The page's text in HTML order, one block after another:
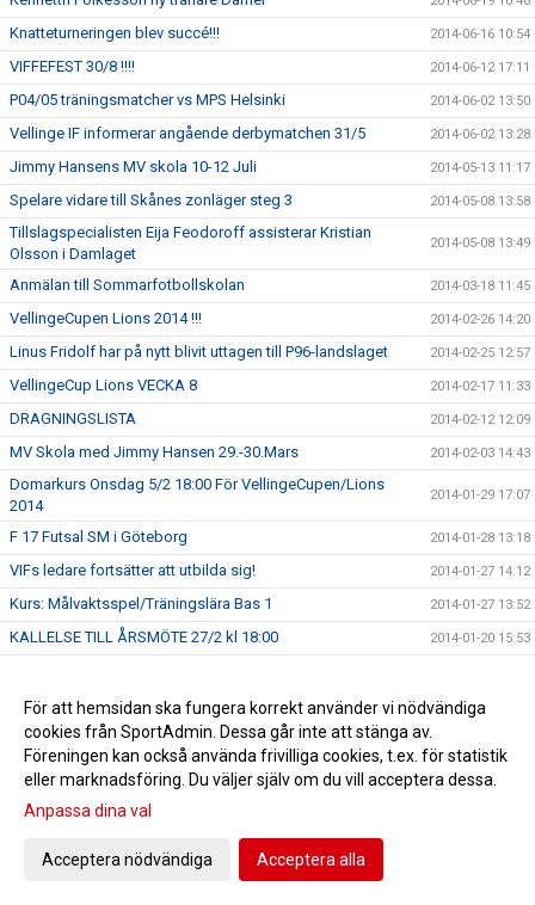
Knatteturneringen blev succé!!! 2014-06-16 10:54
VIFFEFEST 30/8 !!!! 2014-06-12 17:11
P04/05 träningsmatcher vs MPS Helsinki 2014-06-02 13:50
Vellinge IF informerar angående derbymatchen 31/5 2014-06-02 13:28
Jimmy Hansens MV skola 10-12 Juli 2014-05-13 11:17
Spelare vidare till Skånes zonläger steg 3 2014-05-08 13:58
Tillslagspecialisten Eija Feodoroff assisterar Kristian
Olsson i Damlaget
2014-05-08 13:49
Anmälan till Sommarfotbollskolan 2014-03-18 11:45
VellingeCupen Lions 2014 !!! 2014-02-26 14:20
Linus Fridolf har på nytt blivit uttagen till P96-landslaget 2014-02-25 12:57
VellingeCup Lions VECKA 8 2014-02-17 11:33
DRAGNINGSLISTA 2014-02-12 12:09
MV Skola med Jimmy Hansen 29.-30.Mars 2014-02-03 14:43
Domarkurs Onsdag 5/2 18:00 För VellingeCupen/Lions
2014
2014-01-29 17:07
F 17 Futsal SM i Göteborg 2014-01-28 13:18
VIFs ledare fortsätter att utbilda sig! 2014-01-27 14:12
Kurs: Målvaktsspel/Träningslära Bas 1 2014-01-27 13:52
KALLELSE TILL ÅRSMÖTE 27/2 kl 18:00 2014-01-20 15:53
Årets pristagare 2014 2013-12-10 12:04
Julfest i Vellinge Gästis för alla fantastiska VIF ledare! 2013-12-09 15:59
Vellinge F17 tvåa i Futsal DM 2013-12-09 10:07
VIFs Julavslutning i Södervångshallen 4/12
Möte med kommunen ang. Vanningen
Ungdomsfotbollcenter
För att hemsidan ska fungera korrekt använder vi nödvändiga
cookies från SportAdmin. Dessa går inte att stänga av.
Föreningen kan också använda frivilliga cookies, t.ex. för statistik
eller marknadsföring. Du väljer själv om du vill acceptera dessa.
Anpassa dina val
Acceptera nödvändiga Acceptera alla